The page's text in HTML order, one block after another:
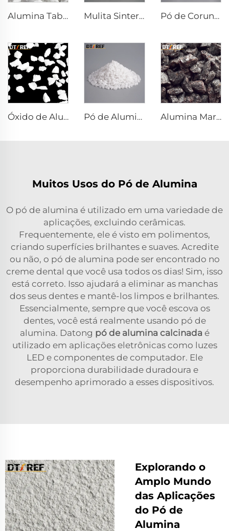
Alumina Tabular Mulita Sinterizada Pó de Corundo Branco
Óxido de Alumínio Fundido Pó de Alumina Fundida Alumina Marrom Fundida
Muitos Usos do Pó de Alumina
O pó de alumina é utilizado em uma variedade de
aplicações, excluindo cerâmicas.
Frequentemente, ele é visto em polimentos,
criando superfícies brilhantes e suaves. Acredite
ou não, o pó de alumina pode ser encontrado no
creme dental que você usa todos os dias! Sim, isso
está correto. Isso ajudará a eliminar as manchas
dos seus dentes e mantê-los limpos e brilhantes.
Essencialmente, sempre que você escova os
dentes, você está realmente usando pó de
alumina. Datong pó de alumina calcinada é
utilizado em aplicações eletrônicas como luzes
LED e componentes de computador. Ele
proporciona durabilidade duradoura e
desempenho aprimorado a esses dispositivos.
Explorando o
Amplo Mundo
das Aplicações
do Pó de
Alumina